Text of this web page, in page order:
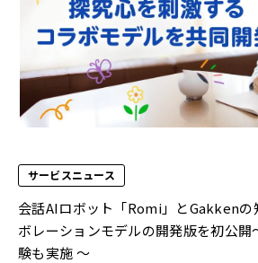
サービスニュース
会話AIロボット「Romi」とGakkenの
ボレーションモデルの開発版を初公開
験も実施 ～